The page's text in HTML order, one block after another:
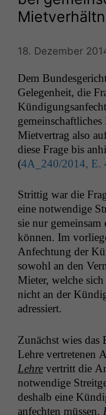
18. Dezember
Dem
Gele­gen­heit, die
Mietver­trag also
diese Frage bis
(4A_240/2014, E.
Strit­tig war die
eine notwendi­ge
sie nur
kön­nen. Im
Anfech­tung der
sowohl an den
Mieter, welche sich
nicht an der
adressiert.
Zunächst wies das
Lehre vertrete­nen
Lehre ver­tritt die
notwendi­ge
deshalb eine
anfecht­en müssen.